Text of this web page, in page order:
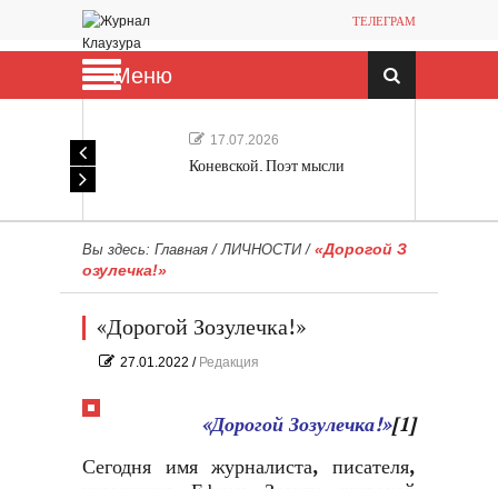
ТЕЛЕГРАМ
Меню
17.07.2026
Коневской. Поэт мысли
Вы здесь: Главная /ЛИЧНОСТИ/ «Дорогой З
озулечка!»
«Дорогой Зозулечка!»
27.01.2022 / Редакция
«Дорогой Зозулечка!»[1]
Сегодня имя журналиста, писателя,